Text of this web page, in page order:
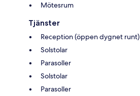
Mötesrum
Tjänster
Reception (öppen dygnet runt)
Solstolar
Parasoller
Solstolar
Parasoller